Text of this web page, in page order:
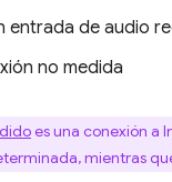
entrada de audio
no medida
es una conexión a
mientras